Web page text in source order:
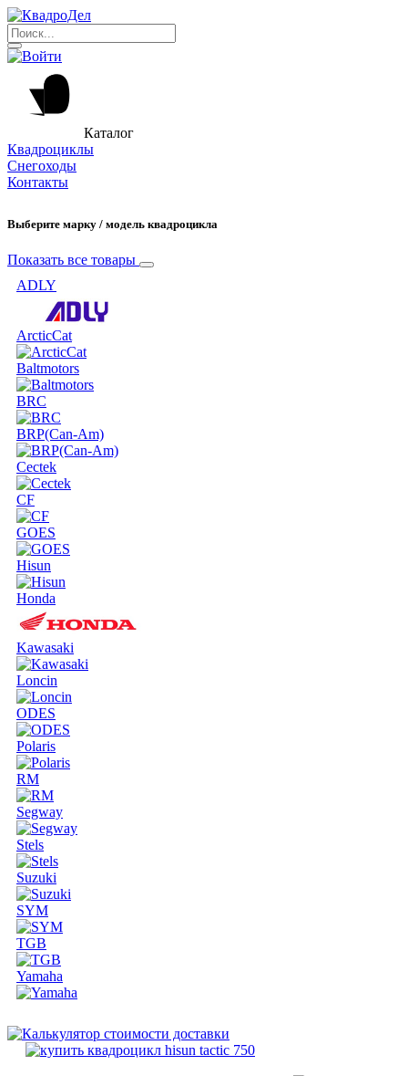
Каталог
Квадроциклы
Снегоходы
Контакты
Выберите марку / модель квадроцикла
Показать все товары
ADLY
ArcticCat
Baltmotors
BRC
BRP(Can-Am)
Cectek
CF
GOES
Hisun
Honda
Kawasaki
Loncin
ODES
Polaris
RM
Segway
Stels
Suzuki
SYM
TGB
Yamaha